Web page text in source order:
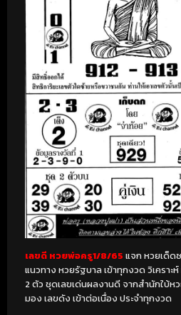
เลขดี หวยพ่อครู1/8/65 แจก หวยเด็ด
แนวทาง หวยรัฐบาล เข้าทุกงวด วิเครา
2 ตัว ชุดเลขเด่นผลงานดี จากสำนักใบ้ห
มอง เลขดัง เข้าต่อเนื่อง ประจำทุกงวด